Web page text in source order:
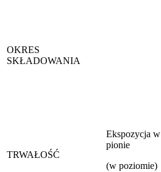
OKRES
SKŁADOWANIA
TRWAŁOŚĆ
Ekspozycja w
pionie
(w poziomie)